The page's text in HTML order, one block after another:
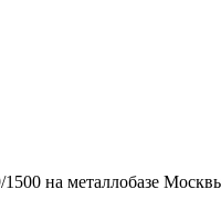
на металлобазе